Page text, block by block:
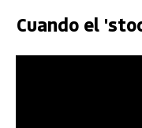
Cuando el